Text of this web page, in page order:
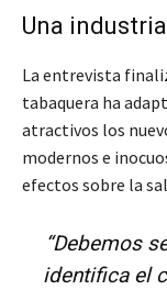
Una
La entrevista
tabaquera ha
atractivos los
modernos e
efectos sobre la
“Debemos
identifica el